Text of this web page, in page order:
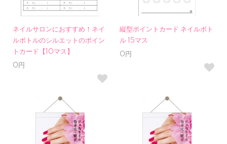
ネイルサロンにおすすめ！ネイ
ルボトルのシルエットのポイン
トカード【10マス】
0円
縦型ポイントカード ネイルボト
ル 15マス
0円